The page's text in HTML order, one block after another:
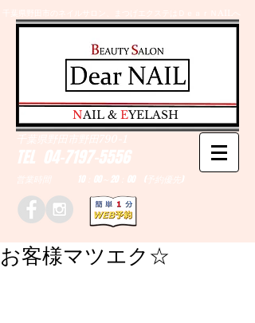
千葉県野田市のネイルサロン、まつげエクステはＤｅａｒＮAILへ
TEL 04-7197-5556
営業時間 10：00～20：00 (予約優先)
千葉県野田市野田790-1
​NAIL & EYELASH
お客様マツエク☆